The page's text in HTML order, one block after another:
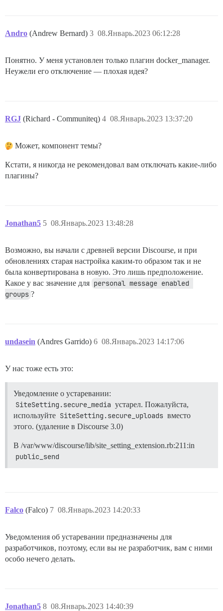
Andro (Andrew Bernard) 08.Январь.2023 06:12:28
3
Понятно. У меня установлен только плагин docker_manager.
Неужели его отключение — плохая идея?
RGJ (Richard - Communiteq) 08.Январь.2023 13:37:20
4
Может, компонент темы?
Кстати, я никогда не рекомендовал вам отключать какие-либо
плагины?
Jonathan5 08.Январь.2023 13:48:28
5
Возможно, вы начали с древней версии Discourse, и при
обновлениях старая настройка каким-то образом так и не
была конвертирована в новую. Это лишь предположение.
Какое у вас значение для personal message enabled
groups ?
undasein (Andres Garrido) 08.Январь.2023 14:17:06
6
У нас тоже есть это:
Уведомление о устаревании:
SiteSetting.secure_media устарел. Пожалуйста,
используйте SiteSetting.secure_uploads вместо
этого. (удаление в Discourse 3.0)
В /var/www/discourse/lib/site_setting_extension.rb:211:in
public_send
Falco (Falco) 08.Январь.2023 14:20:33
7
Уведомления об устаревании предназначены для
разработчиков, поэтому, если вы не разработчик, вам с ними
особо нечего делать.
Jonathan5 08.Январь.2023 14:40:39
8